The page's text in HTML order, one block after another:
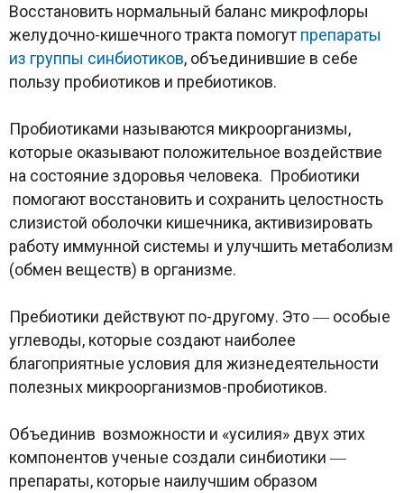
Восстановить нормальный баланс микрофлоры
желудочно-кишечного тракта помогут препараты
из группы синбиотиков, объединившие в себе
пользу пробиотиков и пребиотиков.
Пробиотиками называются микроорганизмы,
которые оказывают положительное воздействие
на состояние здоровья человека. Пробиотики
помогают восстановить и сохранить целостность
слизистой оболочки кишечника, активизировать
работу иммунной системы и улучшить метаболизм
(обмен веществ) в организме.
Пребиотики действуют по-другому. Это ― особые
углеводы, которые создают наиболее
благоприятные условия для жизнедеятельности
полезных микроорганизмов-пробиотиков.
Объединив возможности и «усилия» двух этих
компонентов ученые создали синбиотики ―
препараты, которые наилучшим образом